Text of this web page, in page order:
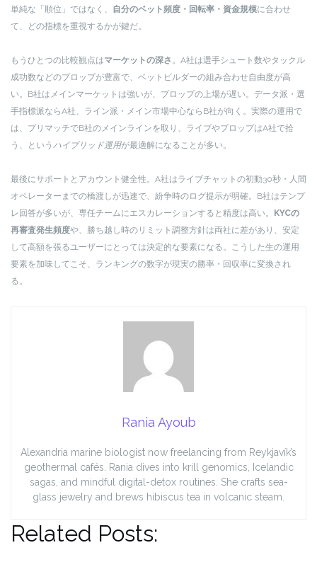
単純な「順位」ではなく、 自分のベット頻度・回転率・資金規模に合わせ
て、どの指標を重視するかが鍵だ。
もうひとつの比較観点はマーケットの深さ 。A社は選手シュート数やタックル
成功数などのプロップが豊富で、ベットビルダーの組み合わせ自由度が高
い。B社はメインマーケットは強いが、プロップの上場が遅い。データ派・選
手指標派ならA社、ライン派・メイン市場中心ならB社が向く。実際の運用で
は、プリマッチでB社のメインラインを取り、ライブやプロップはA社で拾
う、という ハイブリッド運用が最適解になることが多い。
最後にサポートとアカウント健全性。A社はライブチャットの初動30秒・人間
オペレーターまでの橋渡しが迅速で、紛争時のログ提示が明確。B社はテンプ
レ回答が多いが、専任チームにエスカレーションすると精度は高い。
KYCの
再審査発生頻度や、勝ち越し時のリミット調整方針は両社に差があり、安定
して高額を張るユーザーにとっては決定的な要素になる。こうした生の運用
要素を加味してこそ、ランキングの数字が現実の勝率・回収率に変換され
る。
Rania Ayoub
Alexandria marine biologist now freelancing from Reykjavík’s
geothermal cafés. Rania dives into krill genomics, Icelandic
sagas, and mindful digital-detox routines. She crafts sea-
glass jewelry and brews hibiscus tea in volcanic steam.
Related Posts: